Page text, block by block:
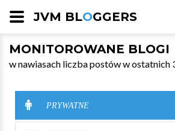
JVM BLOGGERS
MONITOROWANE BLOGI
w nawiasach liczba postów w ostatnich
PRYWATNE